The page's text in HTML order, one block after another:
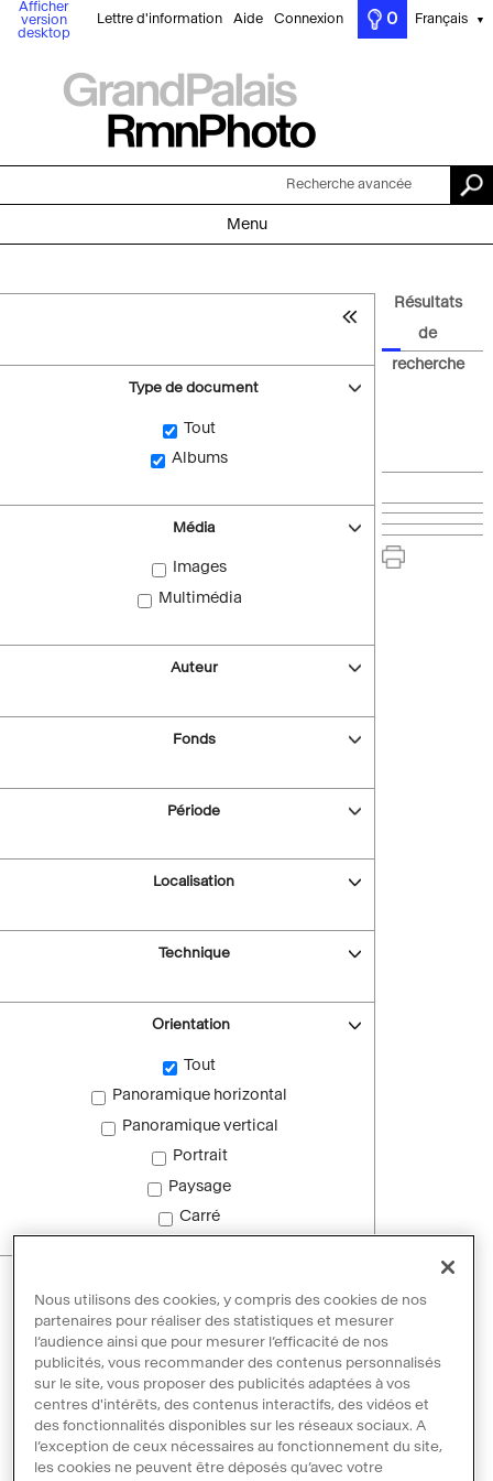
Afficher
version
desktop
Lettre d'information Aide Connexion 0 Français ▼
Recherche avancée
Menu
Type de document
Tout
Albums
Média
Images
Multimédia
Auteur
Fonds
Période
Localisation
Technique
Orientation
Tout
Panoramique horizontal
Panoramique vertical
Portrait
Paysage
Carré
Images sans droit d'auteur
Réinitialiser les filtres
Résultats
de
recherche
Nous utilisons des cookies, y compris des cookies de nos
partenaires pour réaliser des statistiques et mesurer
l’audience ainsi que pour mesurer l’efficacité de nos
publicités, vous recommander des contenus personnalisés
sur le site, vous proposer des publicités adaptées à vos
centres d'intérêts, des contenus interactifs, des vidéos et
des fonctionnalités disponibles sur les réseaux sociaux. A
l’exception de ceux nécessaires au fonctionnement du site,
les cookies ne peuvent être déposés qu’avec votre